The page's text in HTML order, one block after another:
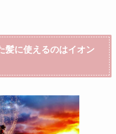
髪に使えるのはイオン